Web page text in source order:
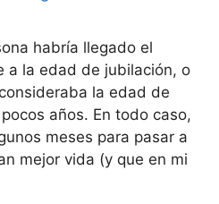
habría llegado el
a la edad de jubilación, o
la edad de
años. En todo caso,
meses para pasar a
mejor vida (y que en mi